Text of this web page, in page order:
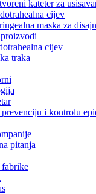
kateter za
cijev
maska ​​za
cijev
traka
i kontrolu
pitanja